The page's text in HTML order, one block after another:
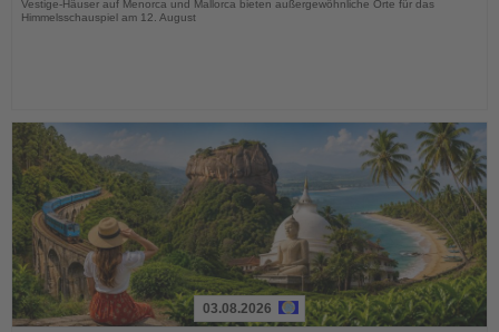
Vestige-Häuser auf Menorca und Mallorca bieten außergewöhnliche Orte für das
Himmelsschauspiel am 12. August
03.08.2026